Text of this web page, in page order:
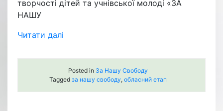
творчості дітей та учнівської молоді «ЗА
НАШУ
Читати далі
Posted in За Нашу Свободу
Tagged за нашу свободу, обласний етап